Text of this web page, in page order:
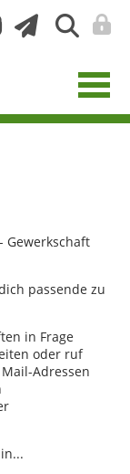
Gewerkschaft
passende zu
in Frage
oder ruf
Adressen